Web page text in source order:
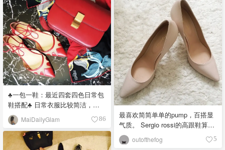
♣️一包一鞋：最近四套四色日常包
鞋搭配♣️ 日常衣服比较简洁，然
后会根据包包的颜色搭配鞋子。
平常都是平底鞋居多，周末我爱
吃饭约会偶尔小正装裙配高跟
鞋。
MaiDailyGlam 86
最喜欢简简单单的pump，百搭显
气质。 Sergio rossi的高跟鞋算是
高跟里最好走的了。
outofthefog 5